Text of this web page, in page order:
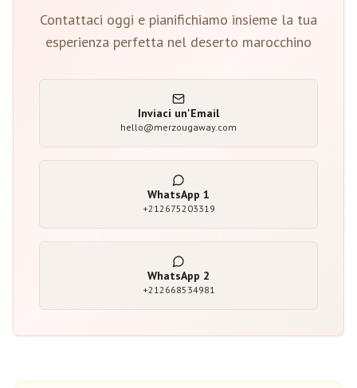
Contattaci oggi e pianifichiamo insieme la tua
esperienza perfetta nel deserto marocchino
Inviaci un'Email
hello@merzougaway.com
WhatsApp 1
+212675203319
WhatsApp 2
+212668534981